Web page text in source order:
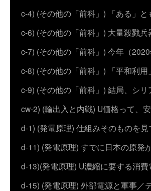
c-4) (その他の「前科」) 「ある」
c-6) (その他の「前科」) 大量殺戮
c-7) (その他の「前科」) 今年（
c-8) (その他の「前科」) 「平和利
c-9) (その他の「前科」) 結局、シ
cw-2) (輸出入と内戦) U価格って、
d-1) (発電原理) 仕組みそのものを見
d-11) (発電原理) すでに日本の原発
d-13)(発電原理) U濃縮に要する消費
d-15) (発電原理) 外部電源と軍事／